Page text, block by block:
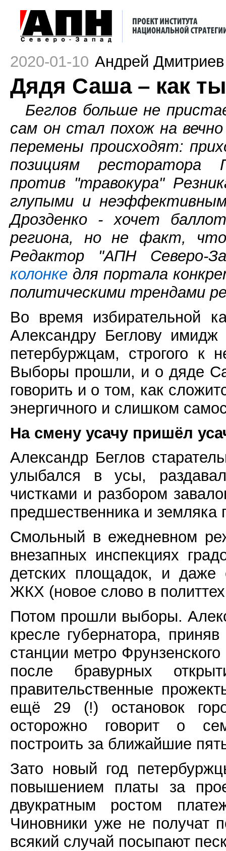
2020-01-10 Андрей Дмитриев
Дядя Саша – как
Беглов больше не
сам он стал похож на
перемены происходят:
позициям ресторатора
против "травокура"
глупыми и
Дрозденко - хочет
региона, но не факт,
Редактор "АПН Северо-
колонке для портала
политическими трендами
Во время избирательной
Александру Беглову
петербуржцам, строгого к
Выборы прошли, и о дяде
говорить и о том, как
энергичного и слишком
На смену усачу пришёл
Александр Беглов
улыбался в усы,
чистками и разбором
предшественника и земляка
Смольный в ежедневном
внезапных инспекциях
детских площадок, и даже
ЖКХ (новое слово в
Потом прошли выборы.
кресле губернатора,
станции метро
после бравурных
правительственные
ещё 29 (!) остановок
осторожно говорит о
построить за ближайшие
Зато новый год
повышением платы за
двукратным ростом
Чиновники уже не получат
всякий случай посыпают